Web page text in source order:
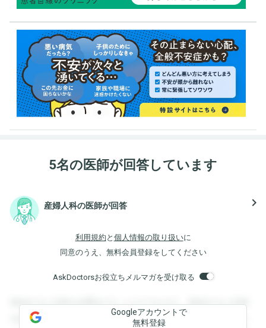
5名の医師が回答しています
産婦人科の医師が回答 navigate_next
利用規約 と 個人情報の取り扱いに
同意のうえ、無料会員登録をしてください
AskDoctorsお役立ちメルマガを受け取る
登録すると回答を閲覧することができます。登録すると回答
を閲覧することができます。登録すると回答を閲覧すること
Googleアカウントで
無料登録